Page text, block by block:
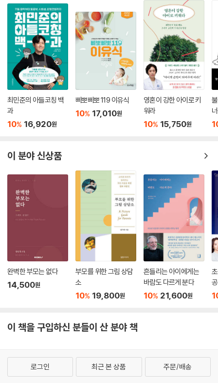
최민준의 아들코칭 백
과
10% 16,920원
삐뽀삐뽀 119 이유식
10% 17,010원
영혼이 강한 아이로 키
워라
10% 15,750원
이 분야 신상품
완벽한 부모는 없다
14,500원
부모를 위한 그림 상담
소
10% 19,800원
흔들리는 아이에게는
바람도 다르게 분다
10% 21,600원
이 책을 구입하신 분들이 산 분야 책
로그인 최근 본 상품 주문/배송